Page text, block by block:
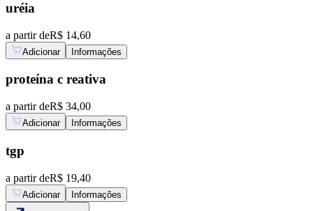
uréia
a partir deR$ 14,60
Adicionar Informações
proteína c reativa
a partir deR$ 34,00
Adicionar Informações
tgp
a partir deR$ 19,40
Adicionar Informações